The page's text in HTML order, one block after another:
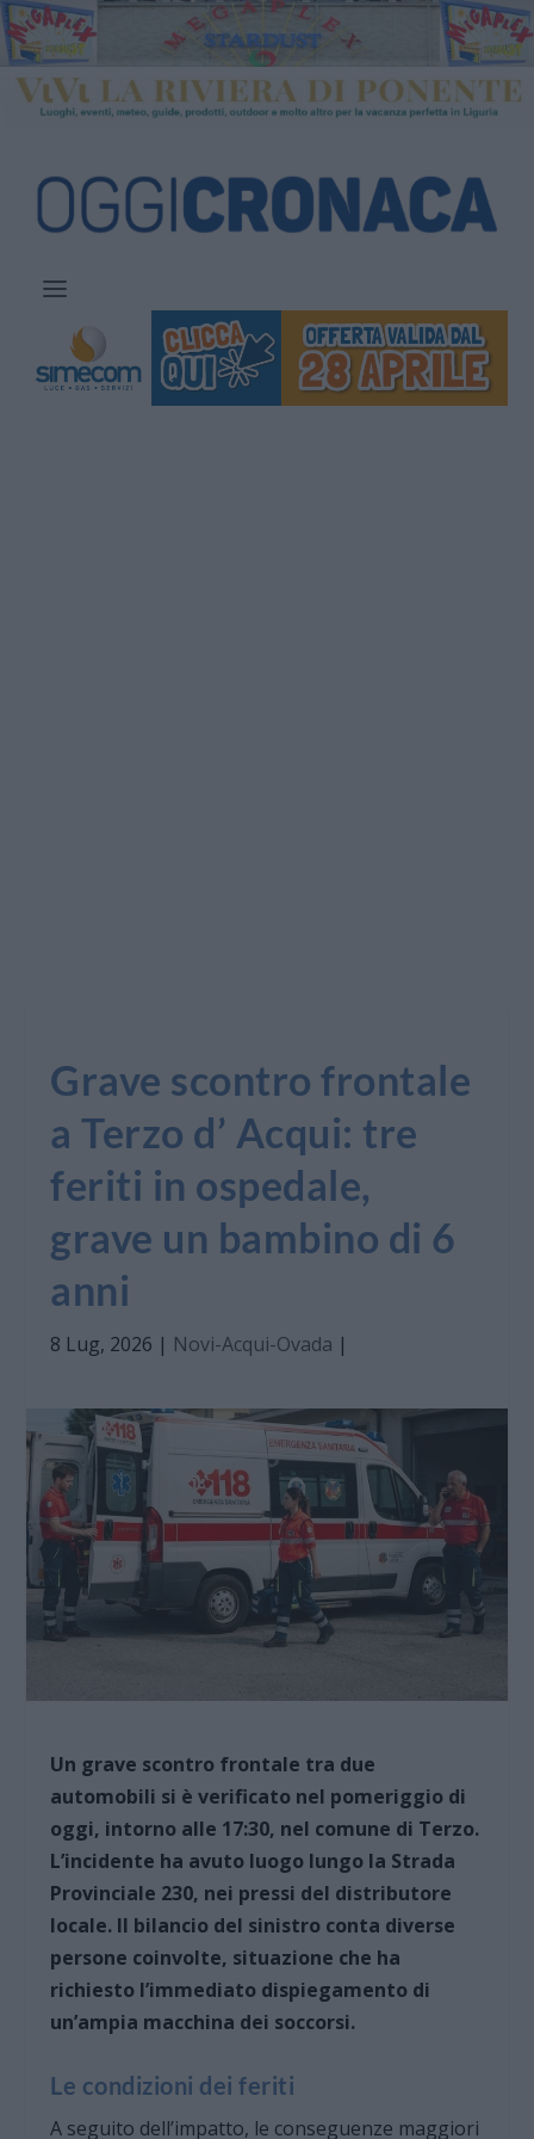
Grave scontro frontale
a Terzo d’ Acqui: tre
feriti in ospedale,
grave un bambino di 6
anni
8 Lug, 2026 | Novi-Acqui-Ovada |
Un grave scontro frontale tra due
automobili si è verificato nel pomeriggio di
oggi, intorno alle 17:30, nel comune di Terzo.
L’incidente ha avuto luogo lungo la Strada
Provinciale 230, nei pressi del distributore
locale. Il bilancio del sinistro conta diverse
persone coinvolte, situazione che ha
richiesto l’immediato dispiegamento di
un’ampia macchina dei soccorsi.
Le condizioni dei feriti
A seguito dell’impatto, le conseguenze maggiori